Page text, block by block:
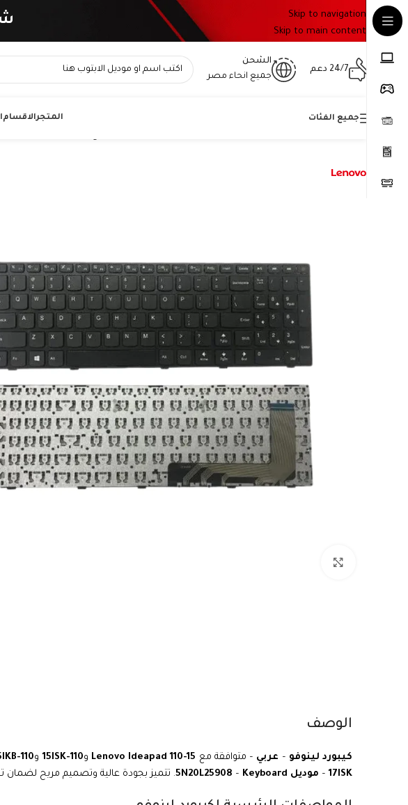
Skip to navigation
Skip to main content
24/7 دعم
الشحن
جميع انحاء مصر
جميع الفئات المتجرالاقسام
الوصف
كيبورد لينوفو – عربي – متوافقة مع Lenovo Ideapad 110-15 و110-15ISK و110-15IKB
17ISK
– موديل 5N20L25908 – Keyboard . تتميز بجودة عالية وتصميم مريح لضمان